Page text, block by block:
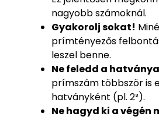
nagyobb számoknál.
Gyakorolj sokat!
prímtényezős
leszel benne.
Ne feledd a
prímszám többször is
hatványként (pl. 2³).
Ne hagyd ki a végén